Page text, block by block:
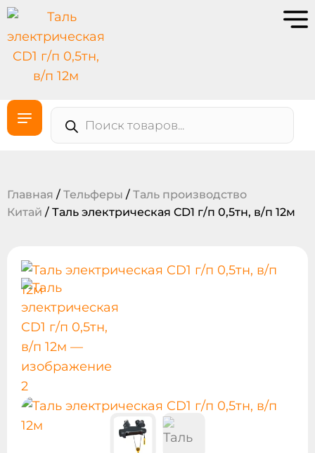
Главная / Тельферы / Таль производство
Китай / Таль электрическая CD1 г/п 0,5тн, в/п 12м